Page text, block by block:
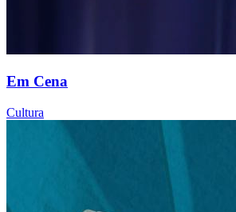
Em Cena
Cultura